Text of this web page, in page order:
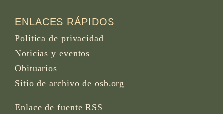
ENLACES RÁPIDOS
Política de privacidad
Noticias y eventos
Obituarios
Sitio de archivo de osb.org
Enlace de fuente RSS